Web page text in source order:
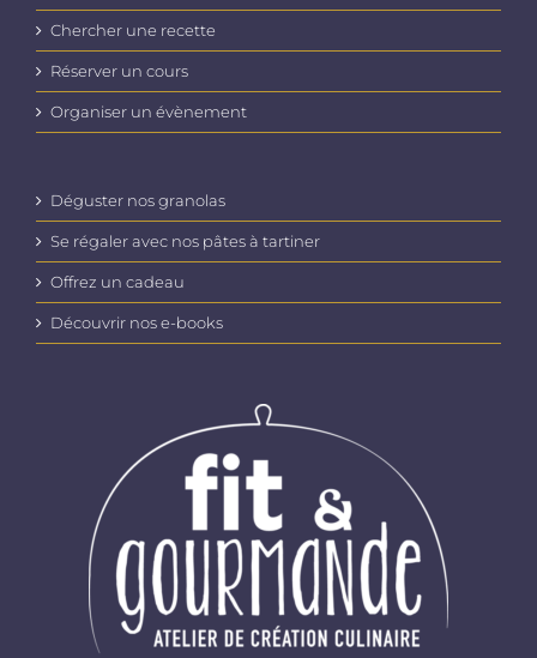
Chercher une recette
Réserver un cours
Organiser un évènement
Déguster nos granolas
Se régaler avec nos pâtes à tartiner
Offrez un cadeau
Découvrir nos e-books